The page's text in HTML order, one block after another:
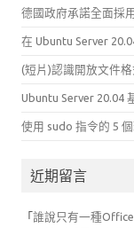
德國政府承諾全面採
在 Ubuntu Server
(短片)認識開放文件
Ubuntu Server 20.04
使用 sudo 指令的 5
近期留言
「 誰說只有一種